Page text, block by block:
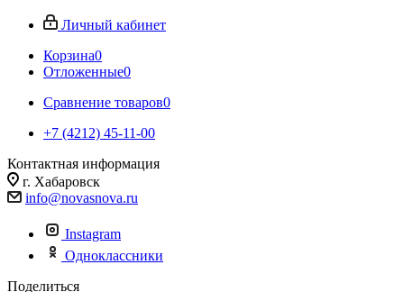
Личный кабинет
Корзина0
Отложенные0
Сравнение товаров0
+7 (4212) 45-11-00
Контактная информация
г. Хабаровск
info@novasnova.ru
Instagram
Одноклассники
Поделиться